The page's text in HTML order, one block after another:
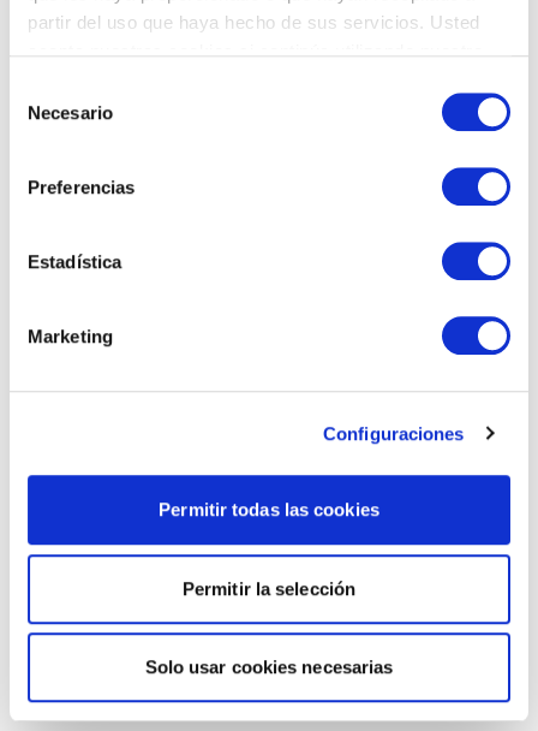
partir del uso que haya hecho de sus servicios. Usted
Necesario
Preferencias
Estadística
Marketing
Configuraciones
Permitir todas las cookies
Permitir la selección
Solo usar cookies necesarias